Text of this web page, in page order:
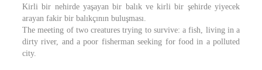
Kirli bir nehirde yaşayan bir balık ve kirli bir şehirde yiyecek
arayan fakir bir balıkçının buluşması.
The meeting of two creatures trying to survive: a fish, living in a
dirty river, and a poor fisherman seeking for food in a polluted
city.